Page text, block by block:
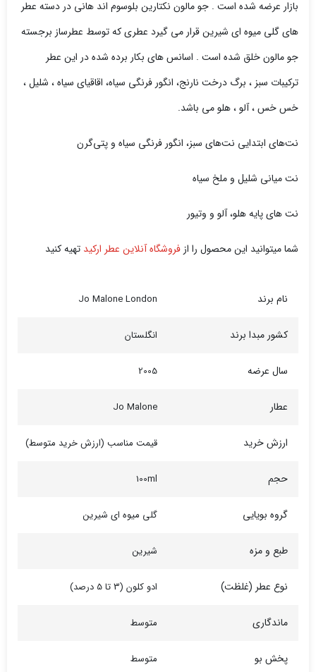
بازار عرضه شده است . جو مالون نکتارین بلوسوم اند هانی در دسته عطر
های گلی میوه ای شیرین قرار می گیرد عطری که توسط عطرساز برجسته
جو مالون خلق شده است . اسانس های بکار برده شده در این عطر
ترکیبات سبز ، برگ درخت نارنج، انگور فرنگی سیاه، اقاقیای سیاه ، شلیل ،
خس خس ، آلو ، هلو می باشد.
نت‌های ابتدایی نت‌های سبز، انگور فرنگی سیاه و پتی‌گرن
نت میانی شلیل و ملخ سیاه
نت های پایه هلو، آلو و وتیور
شما میتوانید این محصول را از فروشگاه آنلاین عطر ارکید تهیه کنید
نام برند Jo Malone London
کشور مبدا برند انگلستان
سال عرضه 2005
عطار Jo Malone
ارزش خرید قیمت مناسب (ارزش خرید متوسط)
حجم 100ml
گروه بویایی گلی میوه ای شیرین
طبع و مزه شیرین
نوع عطر (غلظت) ادو کلون (3 تا 5 درصد)
ماندگاری متوسط
پخش بو متوسط